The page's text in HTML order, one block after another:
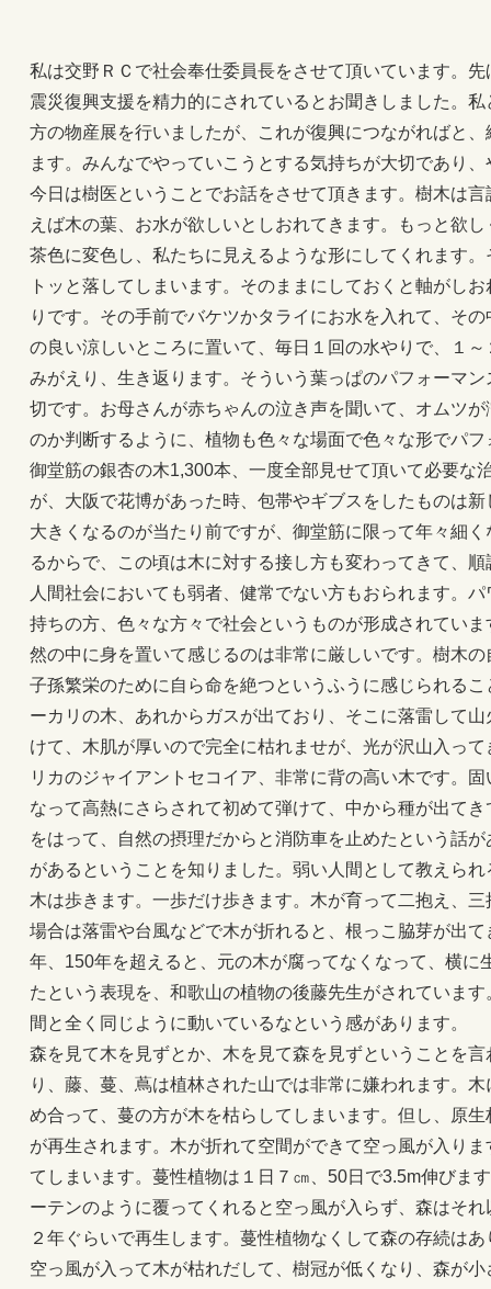
私は交野ＲＣで社会奉仕委員長をさせて頂いています。
震災復興支援を精力的にされているとお聞きしました。
方の物産展を行いましたが、これが復興につながればと
ます。みんなでやっていこうとする気持ちが大切であり
今日は樹医ということでお話をさせて頂きます。樹木は
えば木の葉、お水が欲しいとしおれてきます。もっと欲
茶色に変色し、私たちに見えるような形にしてくれます
トッと落してしまいます。そのままにしておくと軸がし
りです。その手前でバケツかタライにお水を入れて、そ
の良い涼しいところに置いて、毎日１回の水やりで、１
みがえり、生き返ります。そういう葉っぱのパフォーマ
切です。お母さんが赤ちゃんの泣き声を聞いて、オムツ
のか判断するように、植物も色々な場面で色々な形でパ
御堂筋の銀杏の木1,300本、一度全部見せて頂いて必要な
が、大阪で花博があった時、包帯やギブスをしたものは
大きくなるのが当たり前ですが、御堂筋に限って年々細
るからで、この頃は木に対する接し方も変わってきて、
人間社会においても弱者、健常でない方もおられます。
持ちの方、色々な方々で社会というものが形成されてい
然の中に身を置いて感じるのは非常に厳しいです。樹木
子孫繁栄のために自ら命を絶つというふうに感じられる
ーカリの木、あれからガスが出ており、そこに落雷して
けて、木肌が厚いので完全に枯れませが、光が沢山入っ
リカのジャイアントセコイア、非常に背の高い木です。
なって高熱にさらされて初めて弾けて、中から種が出て
をはって、自然の摂理だからと消防車を止めたという話
があるということを知りました。弱い人間として教えら
木は歩きます。一歩だけ歩きます。木が育って二抱え、
場合は落雷や台風などで木が折れると、根っこ脇芽が出
年、150年を超えると、元の木が腐ってなくなって、横に
たという表現を、和歌山の植物の後藤先生がされていま
間と全く同じように動いているなという感があります。
森を見て木を見ずとか、木を見て森を見ずということを
り、藤、蔓、蔦は植林された山では非常に嫌われます。
め合って、蔓の方が木を枯らしてしまいます。但し、原
が再生されます。木が折れて空間ができて空っ風が入り
てしまいます。蔓性植物は１日７㎝、50日で3.5m伸びま
ーテンのように覆ってくれると空っ風が入らず、森はそ
２年ぐらいで再生します。蔓性植物なくして森の存続は
空っ風が入って木が枯れだして、樹冠が低くなり、森が